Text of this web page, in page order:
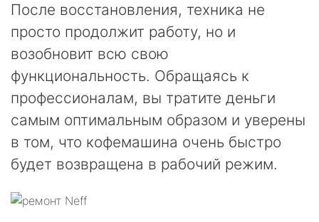
После восстановления, техника не
просто продолжит работу, но и
возобновит всю свою
функциональность. Обращаясь к
профессионалам, вы тратите деньги
самым оптимальным образом и уверены
в том, что кофемашина очень быстро
будет возвращена в рабочий режим.